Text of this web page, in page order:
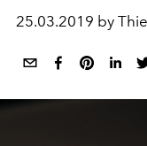
25.03.2019 by